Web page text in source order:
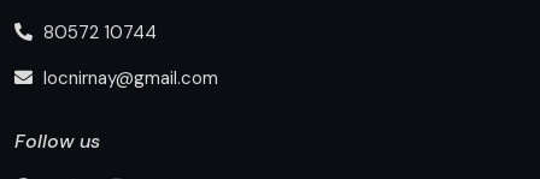
80572 10744
locnirnay@gmail.com
Follow us